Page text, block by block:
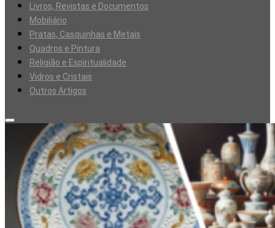
Livros, Revistas e Documentos
Mobiliário
Pratas, Casquinhas e Metais
Quadros e Pintura
Religião e Espiritualidade
Vidros e Cristais
Outros Artigos